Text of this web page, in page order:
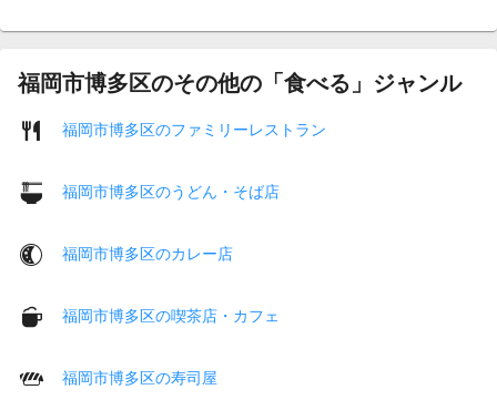
福岡市博多区のその他の「食べる」ジャンル
福岡市博多区のファミリーレストラン
福岡市博多区のうどん・そば店
福岡市博多区のカレー店
福岡市博多区の喫茶店・カフェ
福岡市博多区の寿司屋